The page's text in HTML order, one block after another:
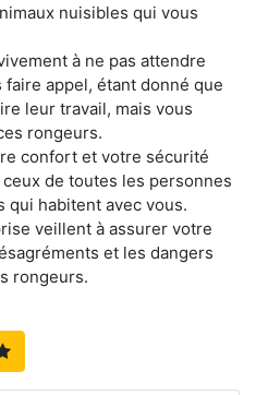
nuisibles qui vous
à ne pas attendre
appel, étant donné que
leur travail, mais vous
rongeurs.
confort et votre sécurité
de toutes les personnes
qui habitent avec vous.
veillent à assurer votre
et les dangers
rongeurs.